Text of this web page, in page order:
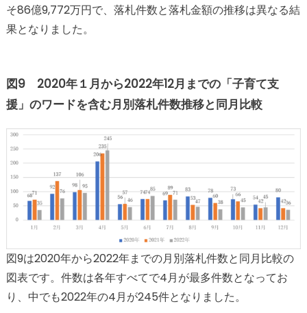
そ86億9,772万円で、落札件数と落札金額の推移は異なる結
果となりました。
図9 2020年１月から2022年12月までの「子育て支
援」のワードを含む月別落札件数推移と同月比較
図9は2020年から2022年までの月別落札件数と同月比較の
図表です。件数は各年すべてで4月が最多件数となってお
り、中でも2022年の4月が245件となりました。